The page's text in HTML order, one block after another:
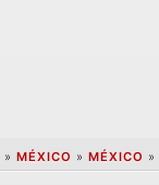
» MÉXICO » MÉXICO »